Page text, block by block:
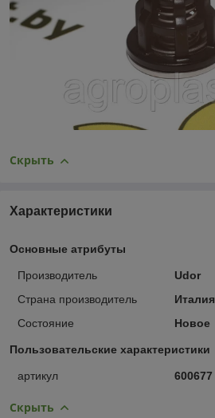
Скрыть
Характеристики
Основные атрибуты
Производитель
Udor
Страна производитель
Италия
Состояние
Новое
Пользовательские характеристики
артикул 600677
Скрыть